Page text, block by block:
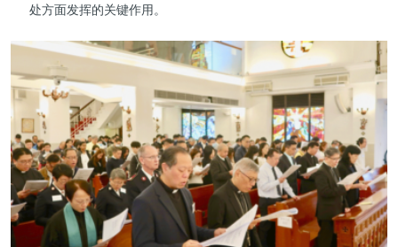
处方面发挥的关键作用。